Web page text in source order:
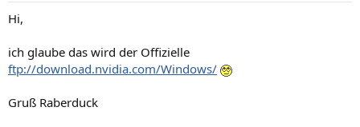
Hi,
ich glaube das wird der Offizielle
ftp://download.nvidia.com/Windows/
Gruß Raberduck